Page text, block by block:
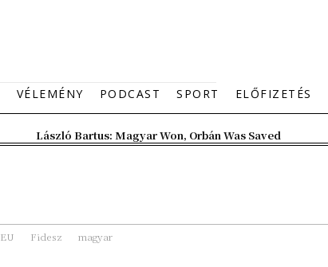
VÉLEMÉNY PODCAST SPORT ELŐFIZETÉS
László Bartus: Magyar Won, Orbán Was Saved
EU Fidesz magyar